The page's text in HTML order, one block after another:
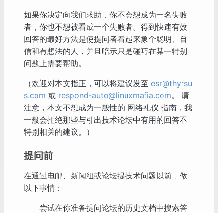
如果你决定向我们求助，你不会想成为一名失败
者，你也不想被看成一个失败者。得到快速有效
回答的最好方法是使提问者看起来象个聪明、自
信和有想法的人，并且暗示只是碰巧在某一特别
问题上需要帮助。
（欢迎对本文指正，可以将建议发至 esr@thyrsu
s.com 或 respond-auto@linuxmafia.com。 请
注意，本文不想成为一般性的 网络礼仪 指南，我
一般会拒绝那些与引出技术论坛中有用的回答不
特别相关的建议。）
提问前
在通过电邮、新闻组或论坛提技术问题以前，做
以下事情：
尝试在你准备提问论坛的历史文档中搜索答